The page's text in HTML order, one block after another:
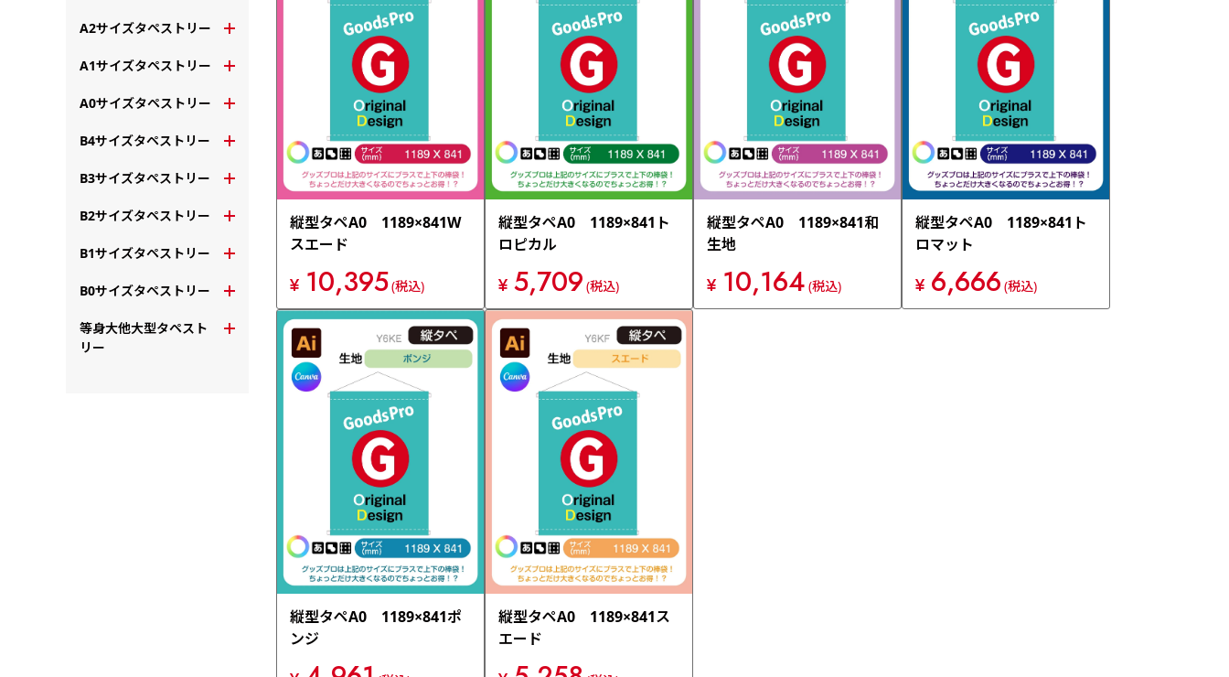
A2サイズタペストリー
A1サイズタペストリー
A0サイズタペストリー
B4サイズタペストリー
B3サイズタペストリー
B2サイズタペストリー
B1サイズタペストリー
B0サイズタペストリー
等身大他大型タペスト
リー
縦型タペA0 1189×841W
スエード
¥ 10,395(税込)
縦型タペA0 1189×841ト
ロピカル
¥ 5,709 (税込)
縦型タペA0 1189×841和
生地
¥ 10,164 (税込)
縦型タペA0 1189×841ト
ロマット
¥ 6,666 (税込)
縦型タペA0 1189×841ポ
ンジ
縦型タペA0 1189×841ス
エード